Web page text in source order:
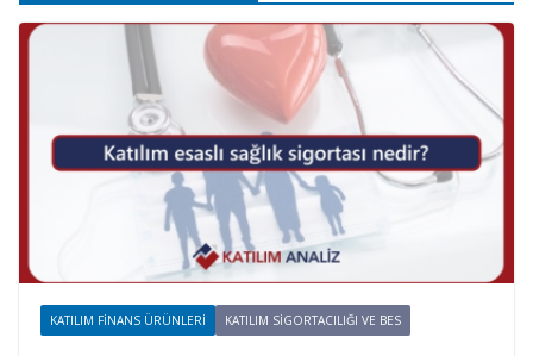
KATILIM FINANS ÜRÜNLERI KATILIM SIGORTACILIĞI VE BES